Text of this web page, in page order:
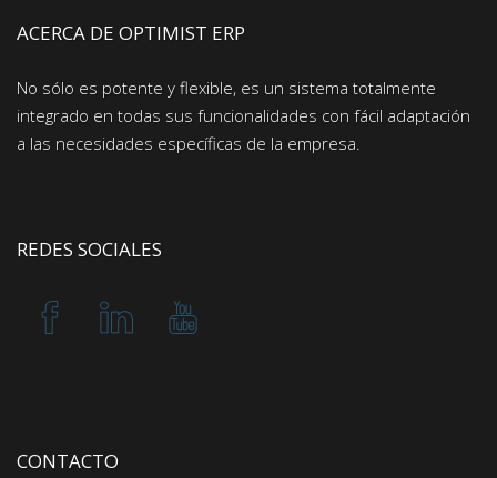
ACERCA DE OPTIMIST ERP
No sólo es potente y flexible, es un sistema totalmente
integrado en todas sus funcionalidades con fácil adaptación
a las necesidades específicas de la empresa.
REDES SOCIALES
CONTACTO